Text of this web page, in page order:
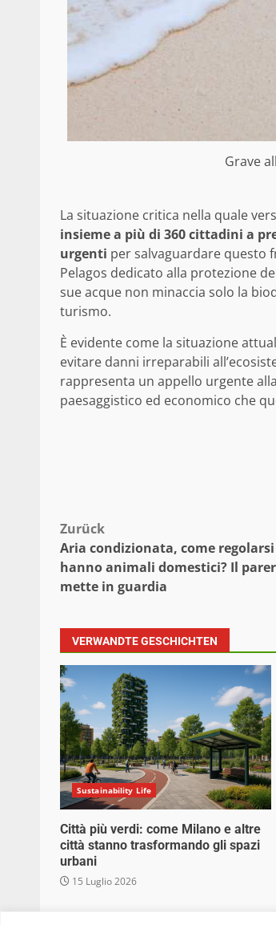
Grave
La situazione critica nella quale
insieme a più di 360 cittadini a
urgenti per salvaguardare questo
Pelagos dedicato alla protezione
sue acque non minaccia solo la
turismo.
È evidente come la situazione
evitare danni irreparabili
rappresenta un appello urgente
paesaggistico ed economico che
Beitragsnavigation
Zurück
Aria condizionata, come regolarsi
hanno animali domestici? Il
mette in guardia
VERWANDTE GESCHICHTEN
Sustainability Life
Città più verdi: come Milano e altre
città stanno trasformando gli spazi
urbani
15 Luglio 2026